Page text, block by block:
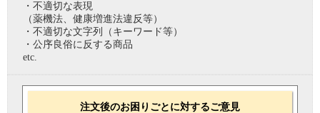
・不適切な表現
（薬機法、健康増進法違反等）
・不適切な文字列（キーワード等）
・公序良俗に反する商品
etc.
注文後のお困りごとに対するご意見